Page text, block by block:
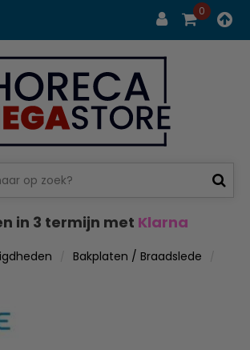
0
in 3 termijn met Klarna
Bakplaten / Braadslede